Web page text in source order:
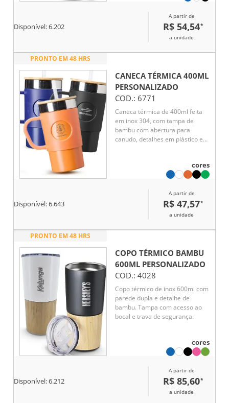
Disponível:6.202
A partir de
R$ 54,54*
a unidade
PRONTO EM 48 HRS
CANECA TÉRMICA 400ML
PERSONALIZADO
COD.: 6771
Caneca térmica de 400ml feita
em inox 304, com tampa de
bambu com abertura para
canudo, detalhes em plástico e
temperatura ideal, seja quente
resistência para o dia a dia.
cores
Disponível:6.643
A partir de
R$ 47,57*
a unidade
PRONTO EM 48 HRS
COPO TÉRMICO BAMBU
600ML PERSONALIZADO
COD.: 4028
Copo térmico de inox 600ml com
parede dupla e detalhe de
bambu. Tampa com acesso ao
bocal e trava de segurança.
cores
Disponível:6.212
A partir de
R$ 85,60*
a unidade